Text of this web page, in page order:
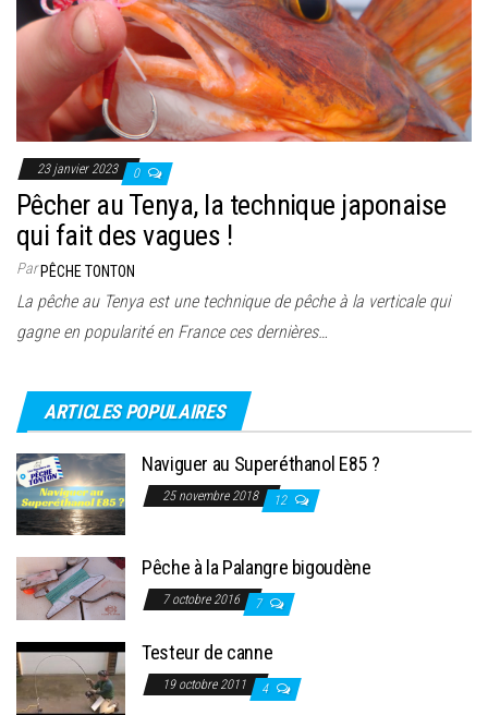
23 janvier 2023 0
Pêcher au Tenya, la technique japonaise
qui fait des vagues !
ParPÊCHE TONTON
La pêche au Tenya est une technique de pêche à la verticale qui
gagne en popularité en France ces dernières…
ARTICLES POPULAIRES
Naviguer au Superéthanol E85 ?
25 novembre 2018 12
Pêche à la Palangre bigoudène
7 octobre 2016 7
Testeur de canne
19 octobre 2011 4